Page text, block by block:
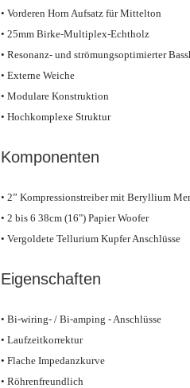
• Vorderen Horn Aufsatz für Mittelton
• 25mm Birke-Multiplex-Echtholz
• Resonanz- und strömungsoptimierter
• Externe Weiche
• Modulare Konstruktion
• Hochkomplexe Struktur
Komponenten
• 2” Kompressionstreiber mit Beryllium
• 2 bis 6 38cm (16") Papier Woofer
• Vergoldete Tellurium Kupfer Anschlüsse
Eigenschaften
• Bi-wiring- / Bi-amping - Anschlüsse
• Laufzeitkorrektur
• Flache Impedanzkurve
• Röhrenfreundlich